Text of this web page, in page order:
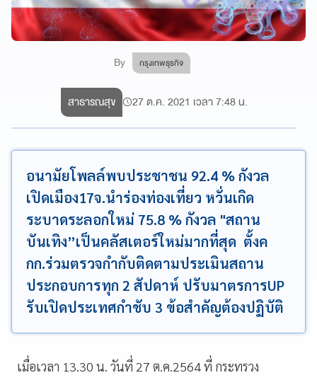
By กรุงเทพธุรกิจ
สาธารณสุข 27 ต.ค. 2021 เวลา 7:48 น.
อนามัยโพลล์พบประชาชน 92.4 % กังวล
เปิดเมือง17จ.นำร่องท่องเที่ยว หวั่นเกิด
ระบาดระลอกใหม่ 75.8 % กังวล "สถาน
บันเทิง”เป็นคลัสเตอร์ใหม่มากที่สุด ตั้งค
กก.ร่วมตรวจกำกับติดตามประเมินสถาน
ประกอบการทุก 2 สัปดาห์ ปรับมาตรการUP
รับเปิดประเทศกำชับ 3 ข้อสำคัญต้องปฏิบัติ
เมื่อเวลา 13.30 น. วันที่ 27 ต.ค.2564 ที่ กระทรวง